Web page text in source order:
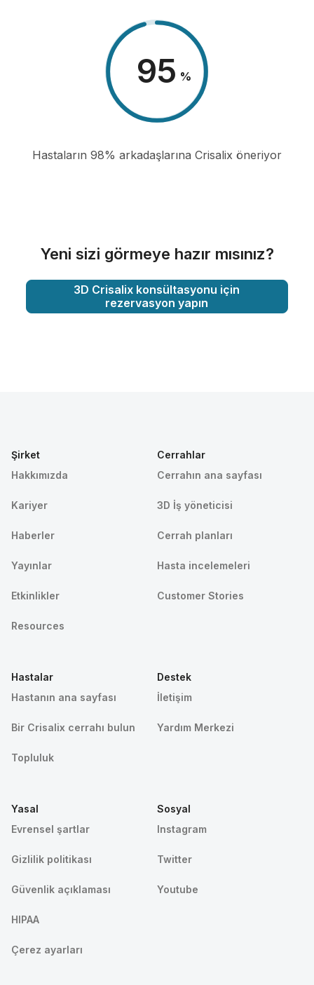
98 %
Hastaların 98% arkadaşlarına Crisalix öneriyor
Yeni sizi görmeye hazır mısınız?
3D Crisalix konsültasyonu için
rezervasyon yapın
Şirket
Hakkımızda
Kariyer
Haberler
Yayınlar
Etkinlikler
Resources
Cerrahlar
Cerrahın ana sayfası
3D İş yöneticisi
Cerrah planları
Hasta incelemeleri
Customer Stories
Hastalar
Hastanın ana sayfası
Bir Crisalix cerrahı bulun
Topluluk
Destek
İletişim
Yardım Merkezi
Yasal
Evrensel şartlar
Gizlilik politikası
Güvenlik açıklaması
HIPAA
Çerez ayarları
Sosyal
Instagram
Twitter
Youtube